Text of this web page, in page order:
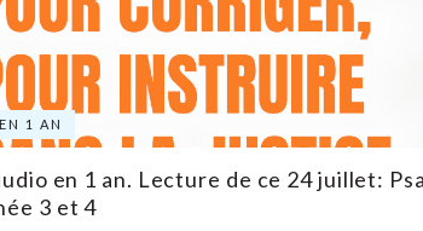
1 AN
en 1 an. Lecture de ce 24 juillet:
3 et 4